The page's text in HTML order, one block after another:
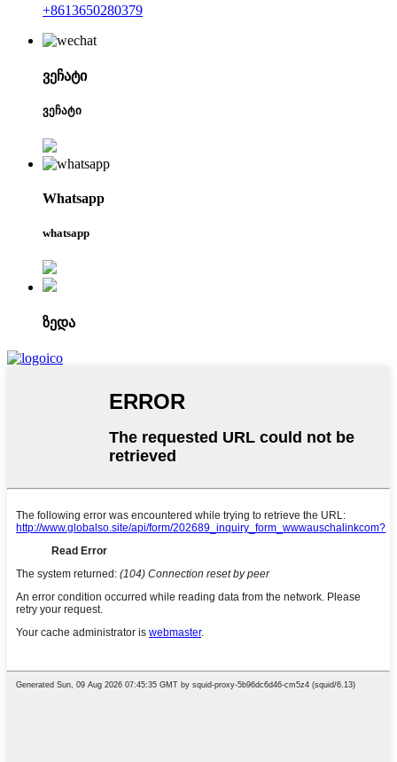
+8613650280379
ვეჩატი
ვეჩატი
Whatsapp
whatsapp
ზედა